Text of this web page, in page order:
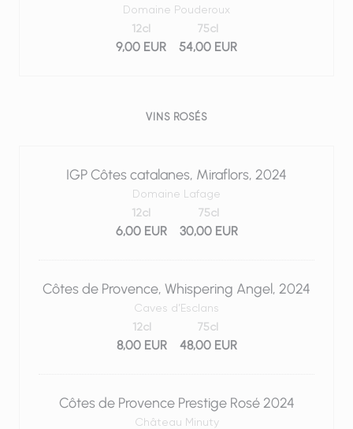
Domaine Pouderoux
9,00 EUR
12cl
54,00 EUR
75cl
VINS ROSÉS
IGP Côtes catalanes, Miraflors, 2024
Domaine Lafage
6,00 EUR
12cl
30,00 EUR
75cl
Côtes de Provence, Whispering Angel, 2024
Caves d’Esclans
8,00 EUR
12cl
48,00 EUR
75cl
Côtes de Provence Prestige Rosé 2024
Château Minuty